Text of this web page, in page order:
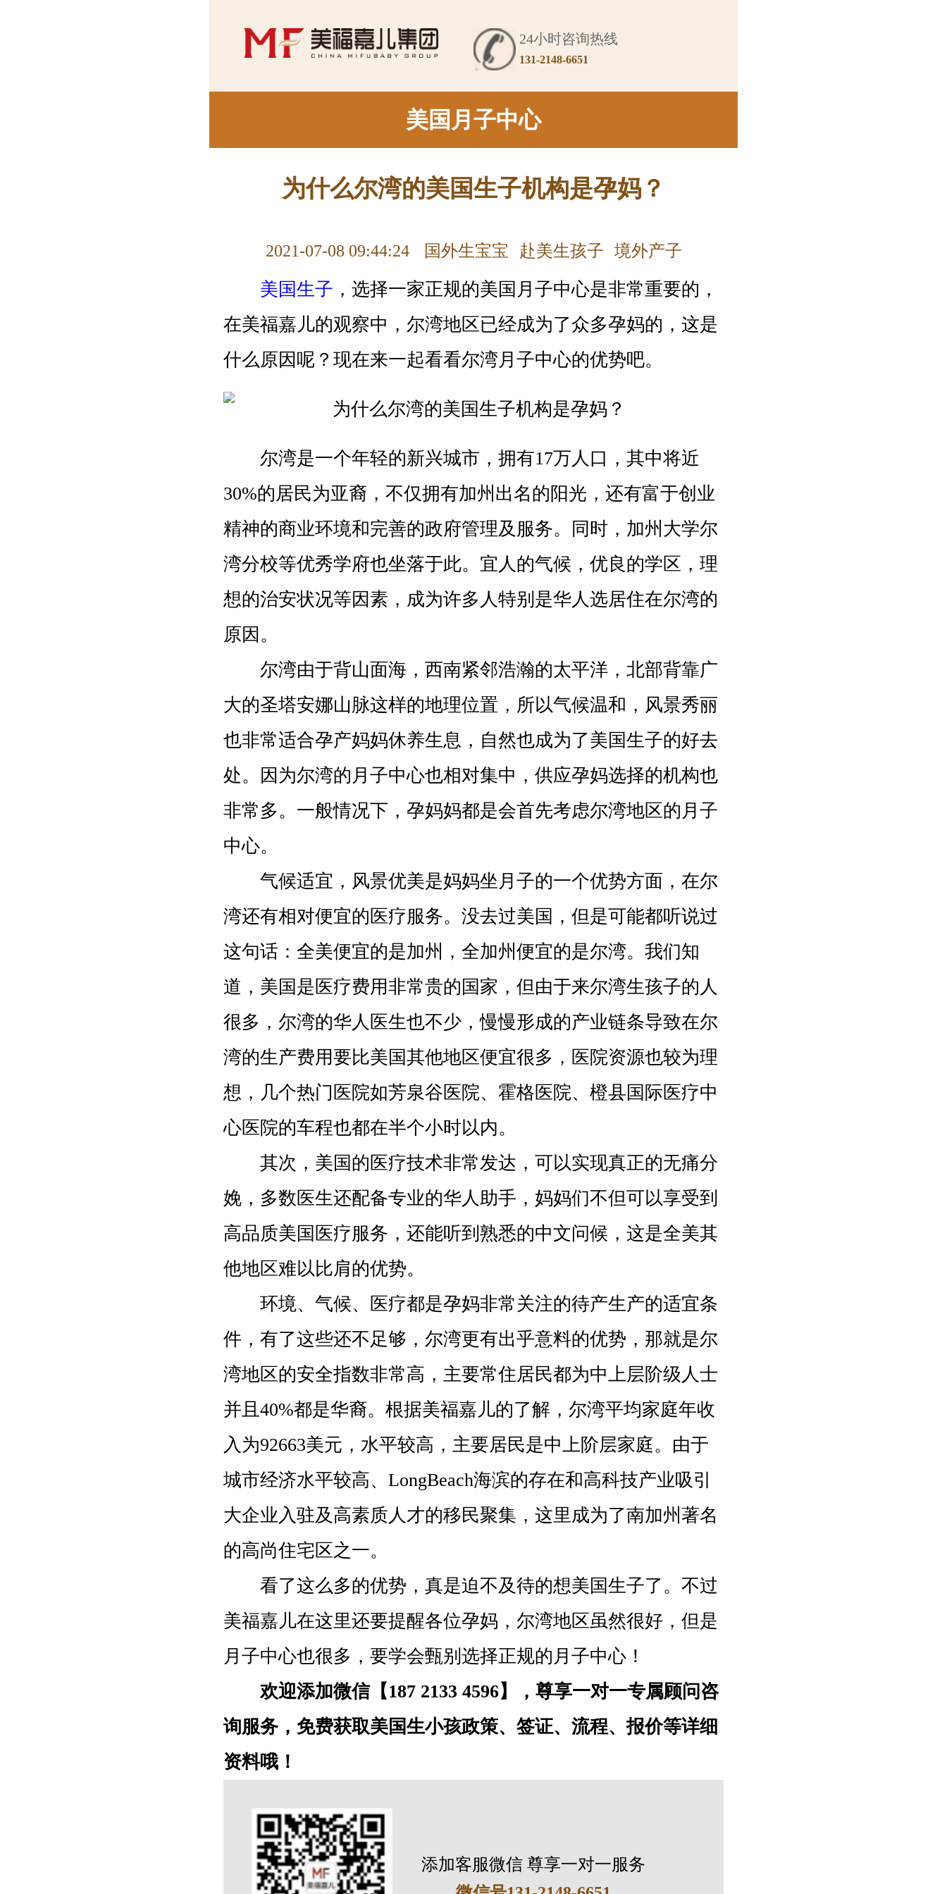
24小时咨询热线
131-2148-6651
美国月子中心
为什么尔湾的美国生子机构是孕妈？
2021-07-08 09:44:24 国外生宝宝 赴美生孩子 境外产子
美国生子 ，选择一家正规的美国月子中心是非常重要的，
在美福嘉儿的观察中，尔湾地区已经成为了众多孕妈的，这是
什么原因呢？现在来一起看看尔湾月子中心的优势吧。
尔湾是一个年轻的新兴城市，拥有17万人口，其中将近
30%的居民为亚裔，不仅拥有加州出名的阳光，还有富于创业
精神的商业环境和完善的政府管理及服务。同时，加州大学尔
湾分校等优秀学府也坐落于此。宜人的气候，优良的学区，理
想的治安状况等因素，成为许多人特别是华人选居住在尔湾的
原因。
尔湾由于背山面海，西南紧邻浩瀚的太平洋，北部背靠广
大的圣塔安娜山脉这样的地理位置，所以气候温和，风景秀丽
也非常适合孕产妈妈休养生息，自然也成为了美国生子的好去
处。因为尔湾的月子中心也相对集中，供应孕妈选择的机构也
非常多。一般情况下，孕妈妈都是会首先考虑尔湾地区的月子
中心。
气候适宜，风景优美是妈妈坐月子的一个优势方面，在尔
湾还有相对便宜的医疗服务。没去过美国，但是可能都听说过
这句话：全美便宜的是加州，全加州便宜的是尔湾。我们知
道，美国是医疗费用非常贵的国家，但由于来尔湾生孩子的人
很多，尔湾的华人医生也不少，慢慢形成的产业链条导致在尔
湾的生产费用要比美国其他地区便宜很多，医院资源也较为理
想，几个热门医院如芳泉谷医院、霍格医院、橙县国际医疗中
心医院的车程也都在半个小时以内。
其次，美国的医疗技术非常发达，可以实现真正的无痛分
娩，多数医生还配备专业的华人助手，妈妈们不但可以享受到
高品质美国医疗服务，还能听到熟悉的中文问候，这是全美其
他地区难以比肩的优势。
环境、气候、医疗都是孕妈非常关注的待产生产的适宜条
件，有了这些还不足够，尔湾更有出乎意料的优势，那就是尔
湾地区的安全指数非常高，主要常住居民都为中上层阶级人士
并且40%都是华裔。根据美福嘉儿的了解，尔湾平均家庭年收
入为92663美元，水平较高，主要居民是中上阶层家庭。由于
城市经济水平较高、LongBeach海滨的存在和高科技产业吸引
大企业入驻及高素质人才的移民聚集，这里成为了南加州著名
的高尚住宅区之一。
看了这么多的优势，真是迫不及待的想美国生子了。不过
美福嘉儿在这里还要提醒各位孕妈，尔湾地区虽然很好，但是
月子中心也很多，要学会甄别选择正规的月子中心！​
欢迎添加微信【187 2133 4596】，尊享一对一专属顾问咨
询服务，免费获取美国生小孩政策、签证、流程、报价等详细
资料哦！
添加客服微信 尊享一对一服务